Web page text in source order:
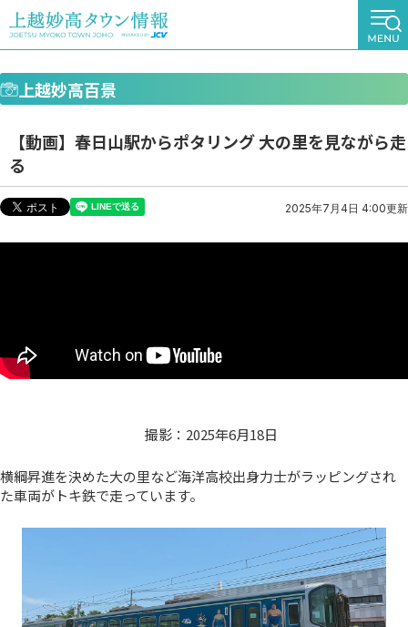
上越妙高百景
【動画】春日山駅からポタリング 大の里を見ながら走
る
2025年7月4日 4:00更新
撮影：2025年6月18日
横綱昇進を決めた大の里など海洋高校出身力士がラッピングされ
た車両がトキ鉄で走っています。